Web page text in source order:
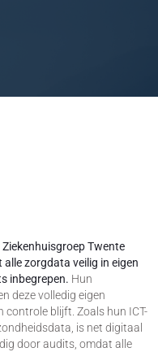
Twente
zorgdata veilig in eigen
inbegrepen. Hun
deze volledig eigen
blijft. Zoals hun ICT-
is net digitaal
door audits, omdat alle